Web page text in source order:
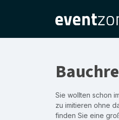
Sie wollten schon
zu imitieren ohne
finden Sie eine